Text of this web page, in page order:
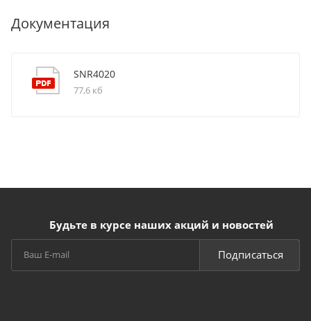
Документация
SNR4020
77,6 кб
Будьте в курсе наших акций и новостей
Подписаться